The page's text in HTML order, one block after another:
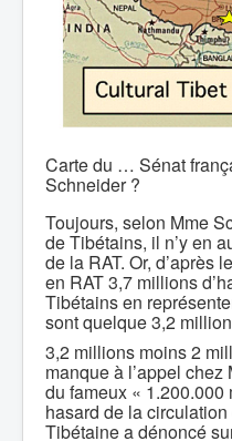
Carte du … Sénat
Schneider ?
Toujours, selon Mme
de Tibétains, il n’y en
de la RAT. Or, d’après
en RAT 3,7 millions
Tibétains en
sont quelque 3,2
3,2 millions moins 2
manque à l’appel chez
du fameux « 1.200.000
hasard de la
Tibétaine a dénoncé